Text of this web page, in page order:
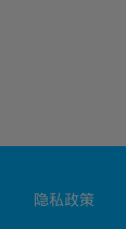
隐私政策